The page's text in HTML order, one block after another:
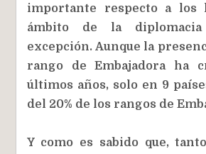
importante respecto a los
ámbito de la
excepción. Aunque la
rango de Embajadora ha
últimos años, solo en 9
del 20% de los rangos de
Y como es sabido que,